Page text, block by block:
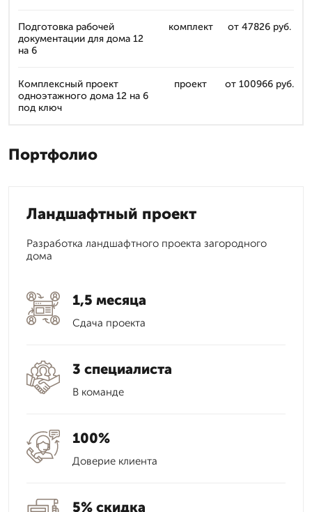
Подготовка рабочей
документации для дома 12
на 6
комплект от 47826 руб.
Комплексный проект
одноэтажного дома 12 на 6
под ключ
проект от 100966 руб.
Портфолио
Ландшафтный проект
Разработка ландшафтного проекта загородного
дома
1,5 месяца
Сдача проекта
3 специалиста
В команде
100%
Доверие клиента
5% скидка